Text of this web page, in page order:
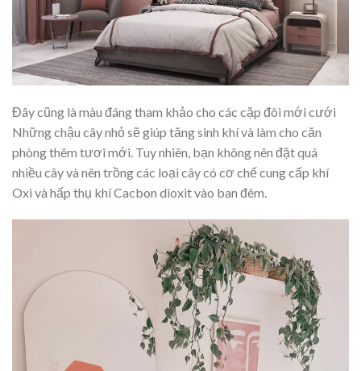
Đây cũng là màu đáng tham khảo cho các cặp đôi mới cưới
Những chậu cây nhỏ sẽ giúp tăng sinh khí và làm cho căn
phòng thêm tươi mới. Tuy nhiên, bạn không nên đặt quá
nhiều cây và nên trồng các loại cây có cơ chế cung cấp khí
Oxi và hấp thụ khí Cacbon dioxit vào ban đêm.